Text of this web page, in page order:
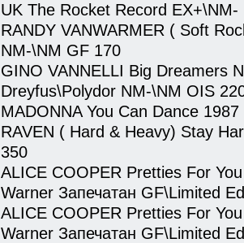
UK The Rocket Record EX+\NM-
RANDY VANWARMER ( Soft
NM-\NM GF 170
GINO VANNELLI Big Dreamers
Dreyfus\Polydor NM-\NM OIS
MADONNA You Can Dance
RAVEN ( Hard & Heavy) Stay
350
ALICE COOPER Pretties For
Warner Запечатан GF\Limited
ALICE COOPER Pretties For
Warner Запечатан GF\Limited